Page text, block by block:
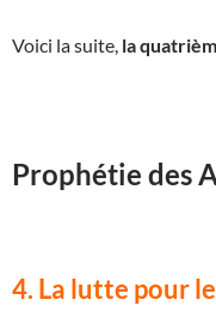
Voici la suite, la
Prophétie des
4. La lutte pour